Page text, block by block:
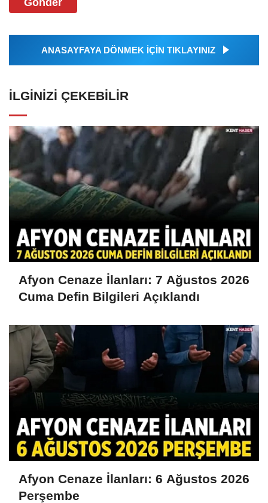
Gönder
ANASAYFAYA DÖNMEK İÇİN TIKLAYINIZ
İLGINIZI ÇEKEBILIR
Afyon Cenaze İlanları: 7 Ağustos 2026
Cuma Defin Bilgileri Açıklandı
Afyon Cenaze İlanları: 6 Ağustos 2026
Perşembe